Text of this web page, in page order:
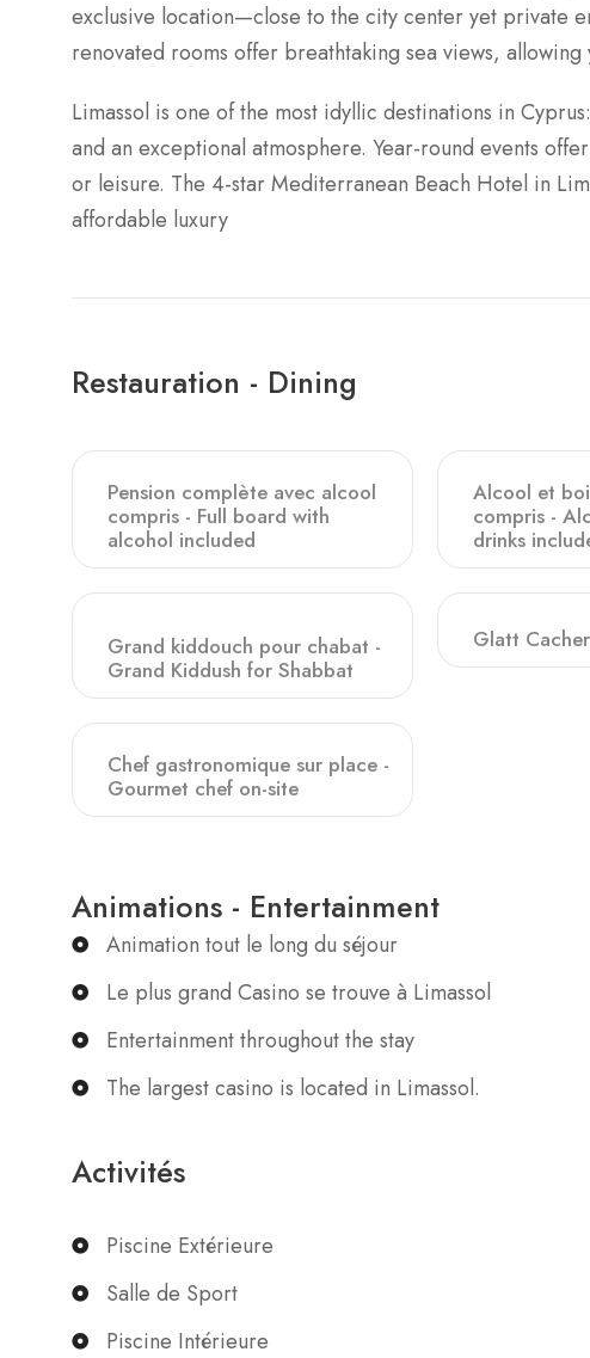
exclusive location—close to the city center yet private
renovated rooms offer breathtaking sea views, allowing
Limassol is one of the most idyllic destinations in
and an exceptional atmosphere. Year-round events
or leisure. The 4-star Mediterranean Beach Hotel in
affordable luxury
Restauration - Dining
Pension complète avec alcool
compris - Full board with
alcohol included
Alcool et
compris -
drinks
Grand kiddouch pour chabat -
Grand Kiddush for Shabbat
Glatt
Chef gastronomique sur place -
Gourmet chef on-site
Animations - Entertainment
Animation tout le long du séjour
Le plus grand Casino se trouve à Limassol
Entertainment throughout the stay
The largest casino is located in Limassol.
Activités
Piscine Extérieure
Salle de Sport
Piscine Intérieure